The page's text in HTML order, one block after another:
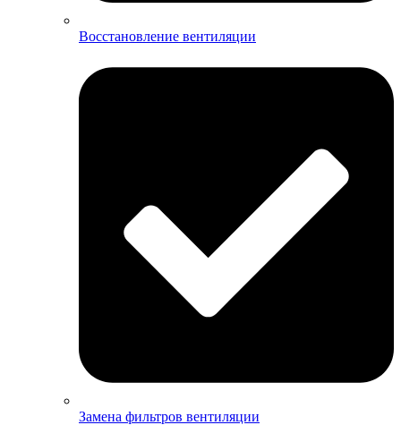
Восстановление вентиляции
Замена фильтров вентиляции